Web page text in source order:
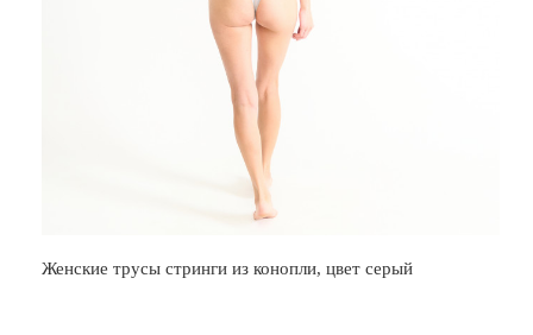
Женские трусы стринги из конопли, цвет серый